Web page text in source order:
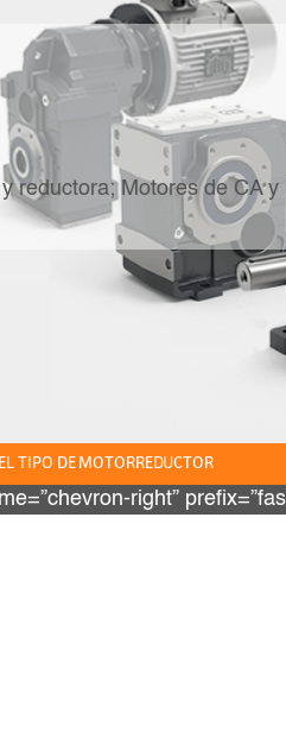
reductora; Motores de CA
TIPO DE MOTORREDUCTOR
right”